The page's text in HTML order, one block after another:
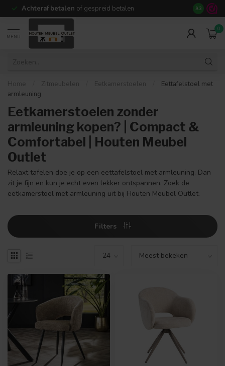
Achteraf betalen of gespreid betalen 14 dagen
9.3
MENU
0
Home Zitmeubelen Eetkamerstoelen
Eettafelstoel met
armleuning
Eetkamerstoelen zonder
armleuning kopen? | Compact &
Comfortabel | Houten Meubel
Outlet
Relaxt tafelen doe je op een eettafelstoel met armleuning. Dan
zit je fijn en kun je echt even lekker ontspannen. Zoek de
eetkamerstoel met armleuning uit bij Houten Meubel Outlet.
Filters